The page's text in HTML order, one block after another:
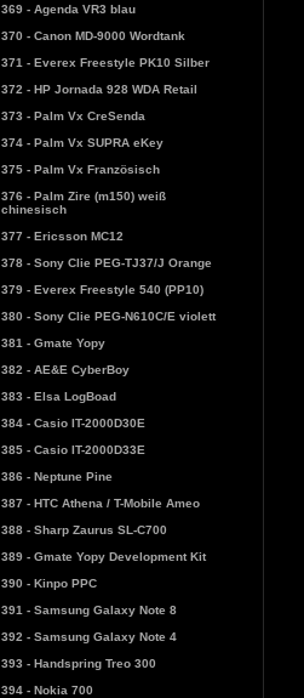
369 - Agenda VR3 blau
370 - Canon MD-9000 Wordtank
371 - Everex Freestyle PK10 Silber
372 - HP Jornada 928 WDA Retail
373 - Palm Vx CreSenda
374 - Palm Vx SUPRA eKey
375 - Palm Vx Französisch
376 - Palm Zire (m150) weiß
chinesisch
377 - Ericsson MC12
378 - Sony Clie PEG-TJ37/J Orange
379 - Everex Freestyle 540 (PP10)
380 - Sony Clie PEG-N610C/E violett
381 - Gmate Yopy
382 - AE&E CyberBoy
383 - Elsa LogBoad
384 - Casio IT-2000D30E
385 - Casio IT-2000D33E
386 - Neptune Pine
387 - HTC Athena / T-Mobile Ameo
388 - Sharp Zaurus SL-C700
389 - Gmate Yopy Development Kit
390 - Kinpo PPC
391 - Samsung Galaxy Note 8
392 - Samsung Galaxy Note 4
393 - Handspring Treo 300
394 - Nokia 700